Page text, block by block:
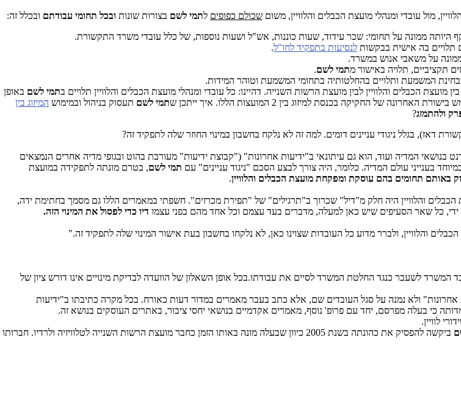
מול עובדי ומנהלי מועצת הכבלים והלוויין, משום שכולם כפופים לתמי לשם בצורות שונות ובכל תחומי עבודתם ובכלל זה:
היותה ממונה על תחומי: שכר עידוד, שעות כוננות, אש"ל ושעות נוספות, של כלל עובדי משרד התקשורת.
בה אישית בבקשות לנסיעות בתפקיד לחו"ל.
על משאבי אנוש במשרד.
תקציביים, תלויה באישור מתמי לשם.
המשמעת ותלויים בהחלטותיה בתחומי המשמעת וטוהר המידות.
הכבלים והלוויין לבין מועצת הרשות השנייה. דהיינו: כל עובדי ומנהלי מועצת הכבלים והלוויין תלויים בתמי לשם באופן
החקיקה בכנסת למיזוג בין 2 המועצות הללו. איך ייתכן ש
תמי לשם תעסוק בניהול ובמימוש המיזוג בין
ולהתמזג?
בנושאי המדיה ועוד, הוא גם עיתונאי ב"ידיעות אחרונות" ("קבוצת ידיעות" מעורבת בהוט ובגופי מדיה אחרים הנמצאים
בענייני עולם המדיה. כלומר, היה צורך לבצע הסכם "ניגוד עניינים" עם תמי לשם, בטרם מונתה לתפקידה במועצת
באותם תחומים בהם עוסקת ומפקחת מועצת הכבלים והלוויין.
הכבלים והלוויין היה חלק מ"דיל" שכרוך ב"תרגילים" של "תפירת מכרזים". חשפתי במאמרים הללו גם מסמך בחתימת ידה,
כל שאר הסעיפים שיש כאן למעלה, מדברים בעד עצמם וכל אחד מהם בפני עצמו דיו כדי לפסול את המינוי הזה.
והלוויין, ולברר מדוע כל העובדות שצוינו כאן, לא נלקחו בחשבון בעת אישור המינוי שלה לתפקיד זה."
המשרד לשעבר כנגד החלטת המשרד לסיים את עבודתו.בכל אופן השאלון של הוועדה לבדיקת מינויים אינו דורש ציון של
אחרונות" ולא נמנה על סגל העובדים שם, אלא כתב בעבר מאמרים במדור דעות כאורח. בכל מקרה כתיבתו ב"ידיעות
כי בעלה מפרסם, יחד עם פרופ' נוסף, מאמרים אקדמיים בנושאי יחסי ציבור, באתרים העוסקים בנושא זה.
לוויין.
ביקשה להפסיק את כהונתה בשנת 2005 כיוון שבעלה מונה באותו הזמן כחבר מועצת הרשות השנייה לטלוויזיה ולרדיו. חברותו